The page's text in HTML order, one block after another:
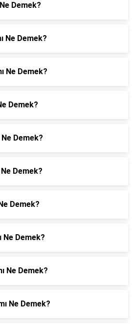
Demek?
Ne Demek?
Ne Demek?
Demek?
Demek?
Demek?
Demek?
Ne Demek?
Ne Demek?
Ne Demek?